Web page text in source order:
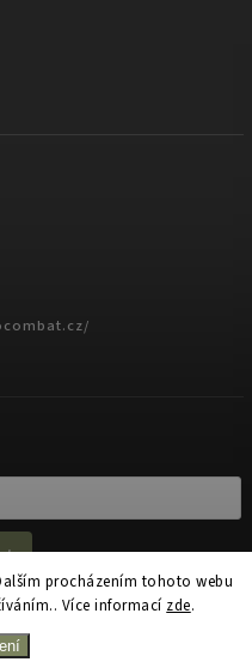
procházením tohoto webu
Více informací zde.
Všechna práva vyhrazena.